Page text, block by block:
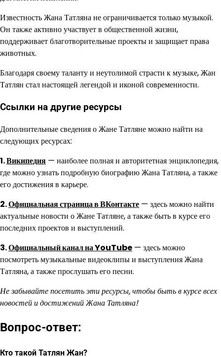
Известность Жана Татляна не ограничивается только музыкой.
Он также активно участвует в общественной жизни,
поддерживает благотворительные проекты и защищает права
животных.
Благодаря своему таланту и неутолимой страсти к музыке, Жан
Татлян стал настоящей легендой и иконой современности.
Ссылки на другие ресурсы
Дополнительные сведения о Жане Татляне можно найти на
следующих ресурсах:
1.Википедия — наиболее полная и авторитетная энциклопедия,
где можно узнать подробную биографию Жана Татляна, а также
его достижения в карьере.
2.Официальная страница в ВКонтакте — здесь можно найти
актуальные новости о Жане Татляне, а также быть в курсе его
последних проектов и выступлений.
3.Официальный канал на YouTube — здесь можно
посмотреть музыкальные видеоклипы и выступления Жана
Татляна, а также прослушать его песни.
Не забывайте посетить эти ресурсы, чтобы быть в курсе всех
новостей и достижений Жана Татляна!
Вопрос-ответ:
Кто такой Татлян Жан?